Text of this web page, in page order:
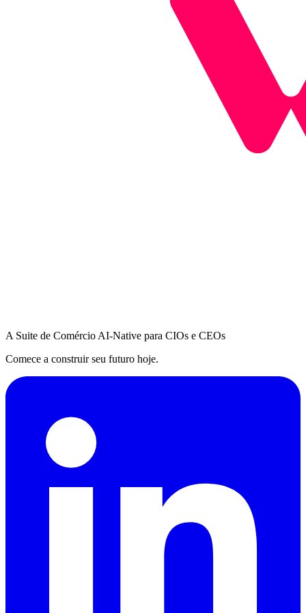
A Suite de Comércio AI-Native para CIOs e CEOs
Comece a construir seu futuro hoje.